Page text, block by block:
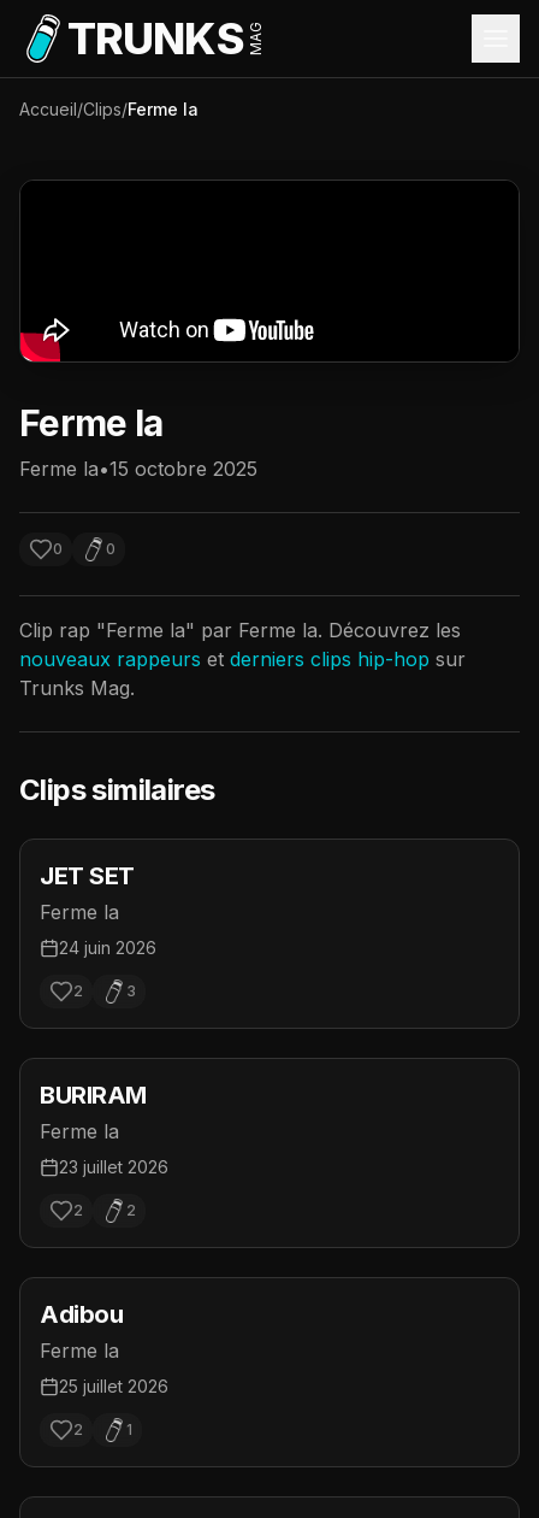
Aller au contenu principal
TRUNKSMAG
Accueil/Clips/Ferme la
Ferme la
Ferme la•15 octobre 2025
0 0
Clip rap "Ferme la" par Ferme la. Découvrez les
nouveaux rappeurs et derniers clips hip-hop sur
Trunks Mag.
Clips similaires
JET SET
Ferme la
24 juin 2026
2 3
BURIRAM
Ferme la
23 juillet 2026
2 2
Adibou
Ferme la
25 juillet 2026
2 1